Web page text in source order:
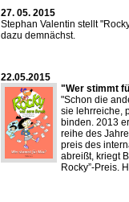
27. 05. 2015
Stephan Valentin stellt
dazu demnächst.
22.05.2015
"Wer stimmt
"Schon die
sie lehr­reiche,
binden. 2013
reihe des
preis des
abreißt, kriegt
Rocky”-Preis.